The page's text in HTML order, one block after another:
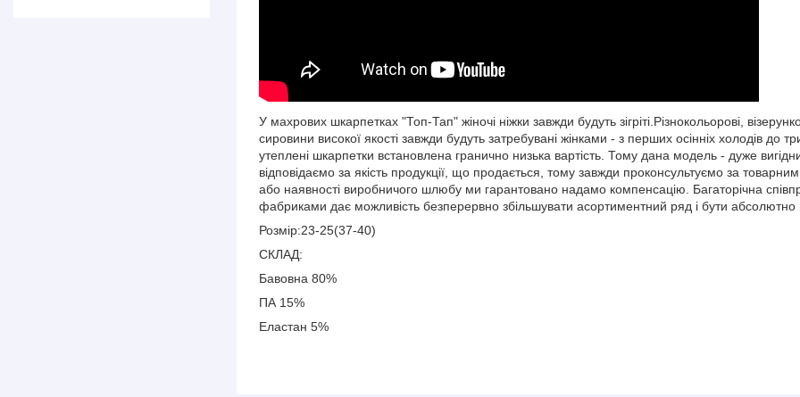
У махрових шкарпетках "Топ-Тап" жіночі ніжки завжди будуть зігріті.Різнокольорові,
сировини високої якості завжди будуть затребувані жінками - з перших осінніх холодів до
утеплені шкарпетки встановлена гранично низька вартість. Тому дана модель - дуже
відповідаємо за якість продукції, що продається, тому завжди проконсультуємо за
або наявності виробничого шлюбу ми гарантовано надамо компенсацію. Багаторічна
фабриками дає можливість безперервно збільшувати асортиментний ряд і бути абсолютно
Розмір:23-25(37-40)
СКЛАД:
Бавовна 80%
ПА 15%
Еластан 5%